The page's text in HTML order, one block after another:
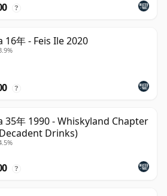
?
16年 - Feis Ile 2020
?
35年 1990 - Whiskyland Chapter
Drinks)
?